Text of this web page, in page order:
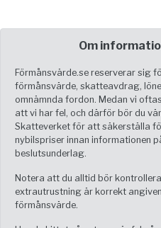
Om
Förmånsvärde.se reserverar sig
förmånsvärde, skatteavdrag,
omnämnda fordon. Medan vi
att vi har fel, och därför bör du
Skatteverket för att säkerställa
nybilspriser innan informationen
beslutsunderlag.
Notera att du alltid bör
extrautrustning är korrekt
förmånsvärde.